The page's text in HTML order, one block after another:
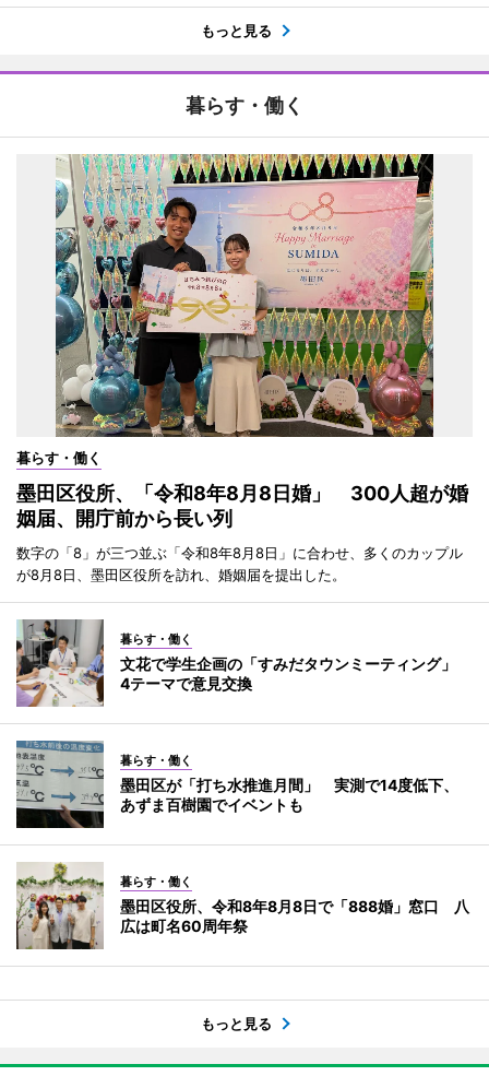
もっと見る
暮らす・働く
暮らす・働く
墨田区役所、「令和8年8月8日婚」 300人超が婚
姻届、開庁前から長い列
数字の「8」が三つ並ぶ「令和8年8月8日」に合わせ、多くのカップル
が8月8日、墨田区役所を訪れ、婚姻届を提出した。
暮らす・働く
文花で学生企画の「すみだタウンミーティング」
4テーマで意見交換
暮らす・働く
墨田区が「打ち水推進月間」 実測で14度低下、
あずま百樹園でイベントも
暮らす・働く
墨田区役所、令和8年8月8日で「888婚」窓口 八
広は町名60周年祭
もっと見る